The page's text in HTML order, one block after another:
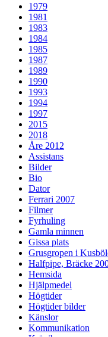
1979
1981
1983
1984
1985
1987
1989
1990
1993
1994
1997
2015
2018
Åre 2012
Assistans
Bilder
Bio
Dator
Ferrari 2007
Filmer
Fyrhuling
Gamla minnen
Gissa plats
Grusgropen i
Halfpipe, Bräcke
Hemsida
Hjälpmedel
Högtider
Högtider bilder
Känslor
Kommunikation